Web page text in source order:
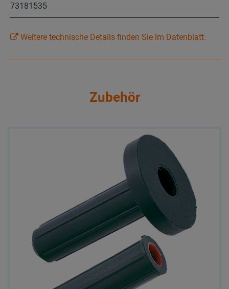
73181535
Weitere technische Details finden Sie im Datenblatt.
Zubehör